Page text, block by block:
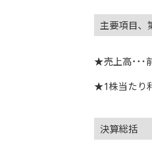
主要項目、
★売上高･･･
★1株当たり
決算総括